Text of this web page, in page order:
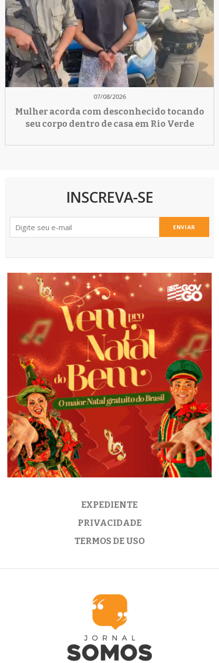
07/08/2026
Mulher acorda com desconhecido tocando
seu corpo dentro de casa em Rio Verde
INSCREVA-SE
ENVIAR
EXPEDIENTE
PRIVACIDADE
TERMOS DE USO